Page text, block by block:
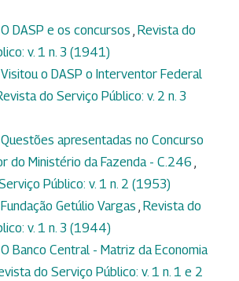
O DASP e os concursos , Revista do
v. 1 n. 3 (1941)
Visitou o DASP o Interventor Federal
do Serviço Público: v. 2 n. 3
Questões apresentadas no Concurso
do Ministério da Fazenda - C.246 ,
Público: v. 1 n. 2 (1953)
Fundação Getúlio Vargas , Revista do
v. 1 n. 3 (1944)
O Banco Central - Matriz da Economia
do Serviço Público: v. 1 n. 1 e 2